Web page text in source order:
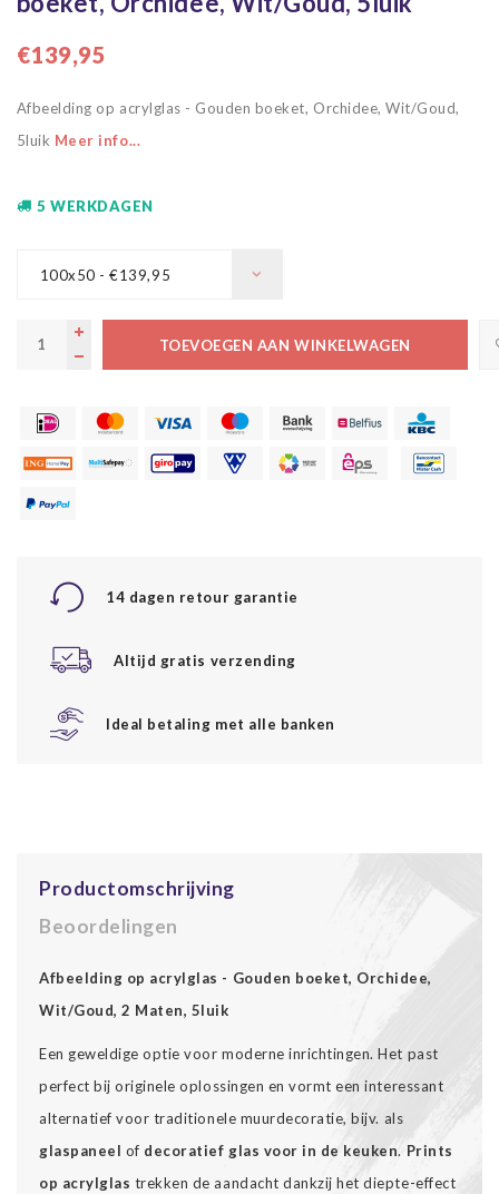
€139,95
Afbeelding op acrylglas - Gouden boeket, Orchidee, Wit/Goud,
5luik Meer info...
5 WERKDAGEN
100x50 - €139,95
TOEVOEGEN AAN WINKELWAGEN
14 dagen retour garantie
Altijd gratis verzending
Ideal betaling met alle banken
Productomschrijving
Beoordelingen
Afbeelding op acrylglas - Gouden boeket, Orchidee,
Wit/Goud, 2 Maten, 5luik
Een geweldige optie voor moderne inrichtingen. Het past
perfect bij originele oplossingen en vormt een interessant
alternatief voor traditionele muurdecoratie, bijv. als
glaspaneel of decoratief glas voor in de keuken. Prints
op acrylglas trekken de aandacht dankzij het diepte-effect